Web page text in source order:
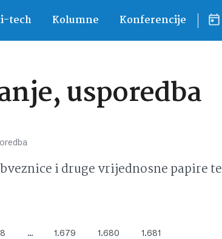
tech Kolumne Konferencije
usporedba
i druge vrijednosne papire te
… 1.679 1.680 1.681